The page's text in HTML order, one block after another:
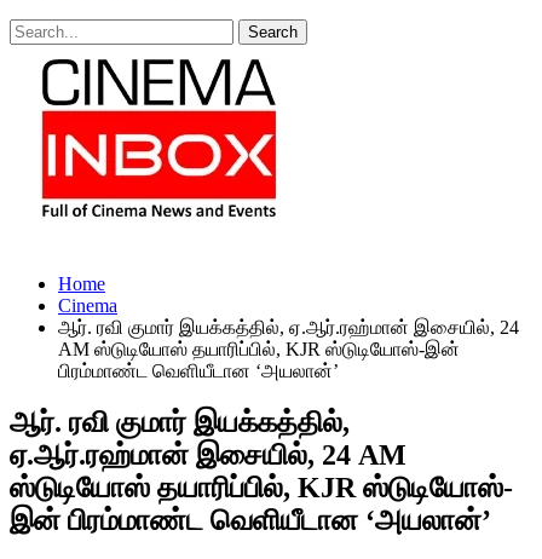
Home
Cinema
ஆர். ரவி குமார் இயக்கத்தில், ஏ.ஆர்.ரஹ்மான் இசையில், 24
AM ஸ்டுடியோஸ் தயாரிப்பில், KJR ஸ்டுடியோஸ்-இன்
பிரம்மாண்ட வெளியீடான ‘அயலான்’
ஆர். ரவி குமார் இயக்கத்தில்,
ஏ.ஆர்.ரஹ்மான் இசையில், 24 AM
ஸ்டுடியோஸ் தயாரிப்பில், KJR ஸ்டுடியோஸ்-
இன் பிரம்மாண்ட வெளியீடான ‘அயலான்’